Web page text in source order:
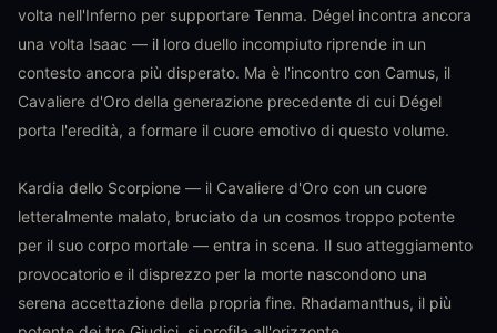
volta nell'Inferno per supportare Tenma. Dégel incontra ancora
una volta Isaac — il loro duello incompiuto riprende in un
contesto ancora più disperato. Ma è l'incontro con Camus, il
Cavaliere d'Oro della generazione precedente di cui Dégel
porta l'eredità, a formare il cuore emotivo di questo volume.
Kardia dello Scorpione — il Cavaliere d'Oro con un cuore
letteralmente malato, bruciato da un cosmos troppo potente
per il suo corpo mortale — entra in scena. Il suo atteggiamento
provocatorio e il disprezzo per la morte nascondono una
serena accettazione della propria fine. Rhadamanthus, il più